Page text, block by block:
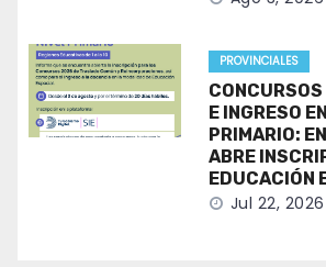
PROVINCIALES
E INGRESO
PRIMARIO:
ABRE
EDUCACIÓN
Jul 22, 2026